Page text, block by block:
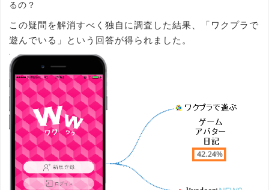
るの？
この疑問を解消すべく独自に調査した結果、「ワクプラで
遊んでいる」という回答が得られました。